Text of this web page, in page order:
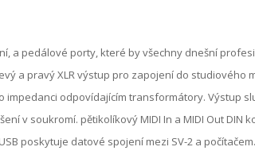
a pedálové porty, které by všechny dnešní
a pravý XLR výstup pro zapojení do studiového
odpovídajícím transformátory. Výstup
v soukromí. pětikolíkový MIDI In a MIDI Out DIN
poskytuje datové spojení mezi SV-2 a počítačem.